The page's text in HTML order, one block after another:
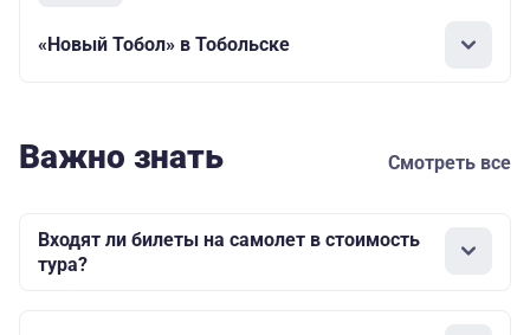
«Новый Тобол» в Тобольске
Важно знать Смотреть все
Входят ли билеты на самолет в стоимость
тура?